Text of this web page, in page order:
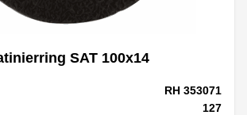
SAT 100x14
RH 353071
127